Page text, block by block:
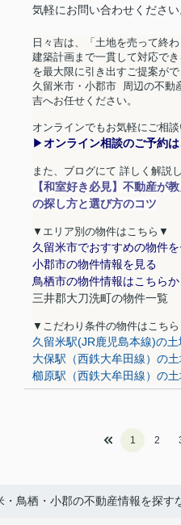
気軽にお問い合わせください
日々吉は、「土地を売って終
建築計画まで一貫して対応で
を最大限に引き出すご提案がで
久留米市・小郡市
周辺の不動
吉へお任せください。
オンラインでもお気軽にご相
▶︎オンライン相談のご予約
また、ブログにて 詳しく解説
【和室好き必見】不動産が
の探し方と選び方のコツ
▼エリア別の物件はこちら▼
久留米市でおすすめの物件
小郡市の物件情報を見る
鳥栖市の物件情報はこちらか
三井郡大刀洗町の物件一覧
▼ こだわり条件の物件はこちら
久留米駅(JR鹿児島本線)の土
大保駅（西鉄大牟田線）の
櫛原駅（西鉄大牟田線）の
1 2
・鳥栖・小郡の不動産情報を探す